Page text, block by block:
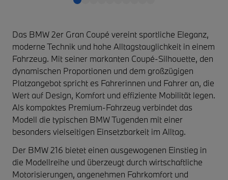
Das BMW 2er Gran Coupé vereint sportliche Eleganz,
moderne Technik und hohe Alltagstauglichkeit in einem
Fahrzeug. Mit seiner markanten Coupé-Silhouette, den
dynamischen Proportionen und dem großzügigen
Platzangebot spricht es Fahrerinnen und Fahrer an, die
Wert auf Design, Komfort und effiziente Mobilität legen.
Als kompaktes Premium-Fahrzeug verbindet das
Modell die typischen BMW Tugenden mit einer
besonders vielseitigen Einsetzbarkeit im Alltag.
Der BMW 216 bietet einen ausgewogenen Einstieg in
die Modellreihe und überzeugt durch wirtschaftliche
Motorisierungen, angenehmen Fahrkomfort und